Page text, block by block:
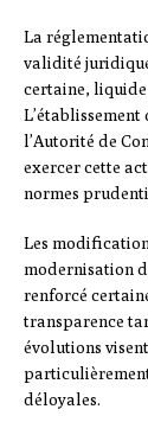
La
validité
certaine, liquide
l’Autorité de
exercer cette
normes
Les
modernisation
renforcé
transparence
évolutions
déloyales.